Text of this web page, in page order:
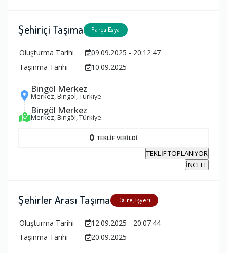
Şehiriçi Taşıma Parça Eşya
Oluşturma Tarihi
09.09.2025 - 20:12:47
Taşınma Tarihi
10.09.2025
Bingöl Merkez
Merkez, Bingöl, Türkiye
Bingöl Merkez
Merkez, Bingöl, Türkiye
0 TEKLİF VERİLDİ
TEKLİF TOPLANIYOR
İNCELE
Şehirler Arası Taşıma Daire, İşyeri
Oluşturma Tarihi
12.09.2025 - 20:07:44
Taşınma Tarihi
20.09.2025